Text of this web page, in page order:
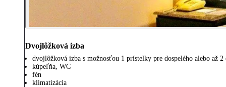
Dvojlôžková izba
dvojlôžková izba s možnosťou 1 prístelky pre dospelého alebo až
kúpeľňa, WC
fén
klimatizácia